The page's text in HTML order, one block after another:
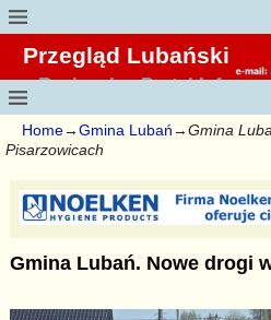
Przegląd Lubański
Regionalny Portal
Home→Gmina Lubań→Gmina
Pisarzowicach
Gmina Lubań. Nowe drogi